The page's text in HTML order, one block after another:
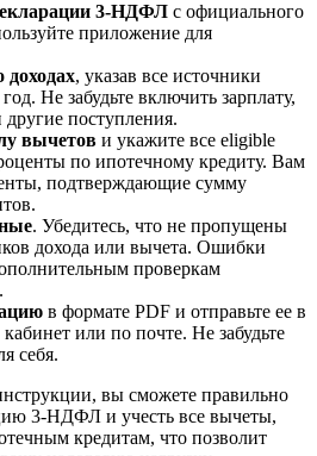
3-НДФЛ с официального
приложение для
доходах, указав все источники
Не забудьте включить зарплату,
поступления.
вычетов и укажите все eligible
по ипотечному кредиту. Вам
подтверждающие сумму
. Убедитесь, что не пропущены
дохода или вычета. Ошибки
проверкам
в формате PDF и отправьте ее в
или по почте. Не забудьте
себя.
вы сможете правильно
3-НДФЛ и учесть все вычеты,
кредитам, что позволит